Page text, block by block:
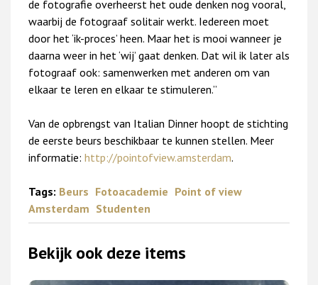
de fotografie overheerst het oude denken nog vooral,
waarbij de fotograaf solitair werkt. Iedereen moet
door het ‘ik-proces’ heen. Maar het is mooi wanneer je
daarna weer in het ‘wij’ gaat denken. Dat wil ik later als
fotograaf ook: samenwerken met anderen om van
elkaar te leren en elkaar te stimuleren.”
Van de opbrengst van Italian Dinner hoopt de stichting
de eerste beurs beschikbaar te kunnen stellen. Meer
informatie: http://pointofview.amsterdam.
Tags: Beurs Fotoacademie Point of view
Amsterdam Studenten
Bekijk ook deze items